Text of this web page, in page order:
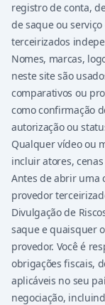
registro de conta,
de saque ou
terceirizados
Nomes, marcas,
neste site são
comparativos ou
como confirmação
autorização ou
Qualquer vídeo ou
incluir atores,
Antes de abrir uma
provedor
Divulgação de
saque e quaisquer
provedor. Você é
obrigações fiscais,
aplicáveis no seu
negociação,